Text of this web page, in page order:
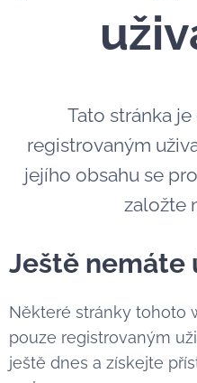
Tato stránka
registrovaným
jejího obsahu se
založte
Ještě nemáte
Některé stránky tohoto
pouze registrovaným
ještě dnes a získejte